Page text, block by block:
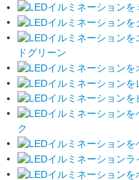
ドグリーン
ク